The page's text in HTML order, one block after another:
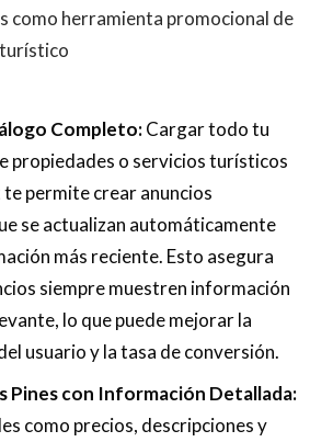
Completo:Cargar todo tu
propiedades o servicios turísticos
permite crear anuncios
se actualizan automáticamente
más reciente. Esto asegura
siempre muestren información
lo que puede mejorar la
usuario y la tasa de conversión.
Pines con Información Detallada:
como precios, descripciones y